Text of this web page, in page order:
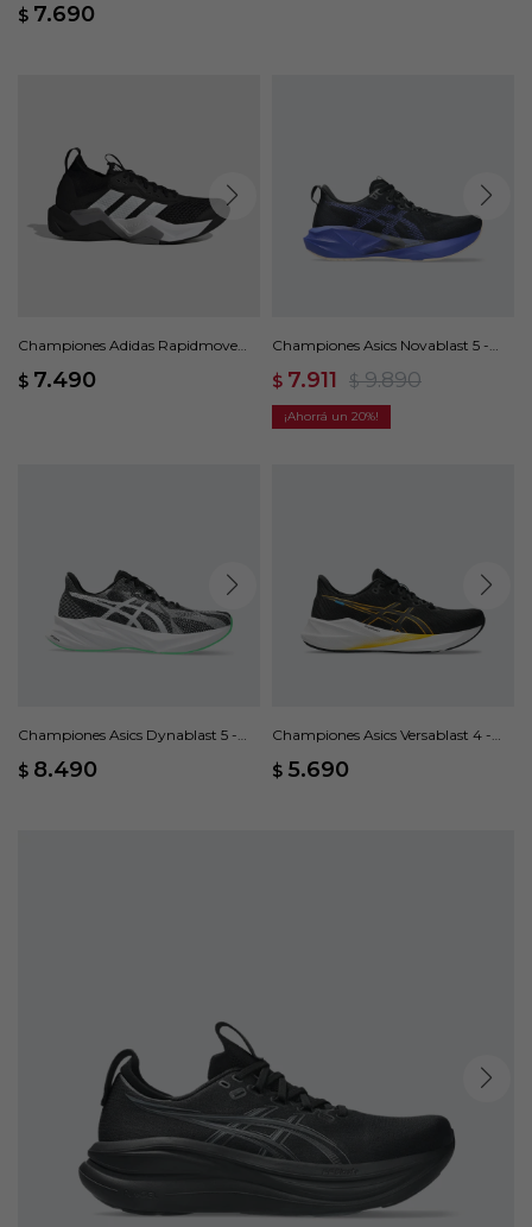
$ 7.690
Championes Adidas Rapidmove
$ 7.490
Championes Asics Novablast 5 -
$ 7.911 $ 9.890
20
Championes Asics Dynablast 5 -
$ 8.490
Championes Asics Versablast 4 -
$ 5.690